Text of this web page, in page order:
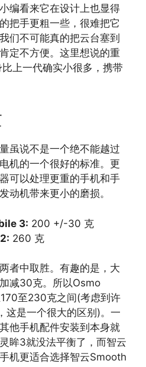
编看来它在设计上也显得
把手更粗一些，很难把它
们不可能真的把云台塞到
定不方便。这里想说的重
上一代确实小很多，携带
虽说不是一个绝不能越过
机的一个很好的标准。更
可以处理更重的手机和手
动机带来更小的磨损。
3: 200 +/-30 克
260 克
者中取胜。有趣的是，大
减30克。所以Osmo
至230克之间(考虑到许
这是一个很大的区别)。一
他手机配件安装到本身就
眸3就没法平衡了，而智云
机更适合选择智云Smooth